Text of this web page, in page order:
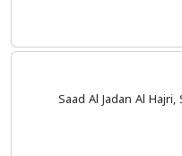
Saad Al Jadan Al